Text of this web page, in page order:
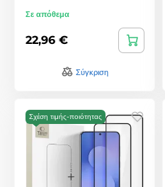
Σε απόθεμα
22,96 €
Σύγκριση
Σχέση τιμής-ποιότητας